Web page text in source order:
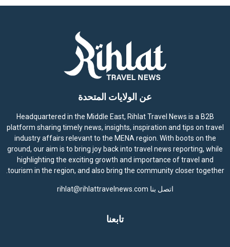
عن الولايات المتحدة
Headquartered in the Middle East, Rihlat Travel News is a B2B
platform sharing timely news, insights, inspiration and tips on travel
industry affairs relevant to the MENA region. With boots on the
ground, our aim is to bring joy back into travel news reporting, while
highlighting the exciting growth and importance of travel and
tourism in the region, and also bring the community closer together.
اتصل بنا rihlat@rihlattravelnews.com
تابعنا